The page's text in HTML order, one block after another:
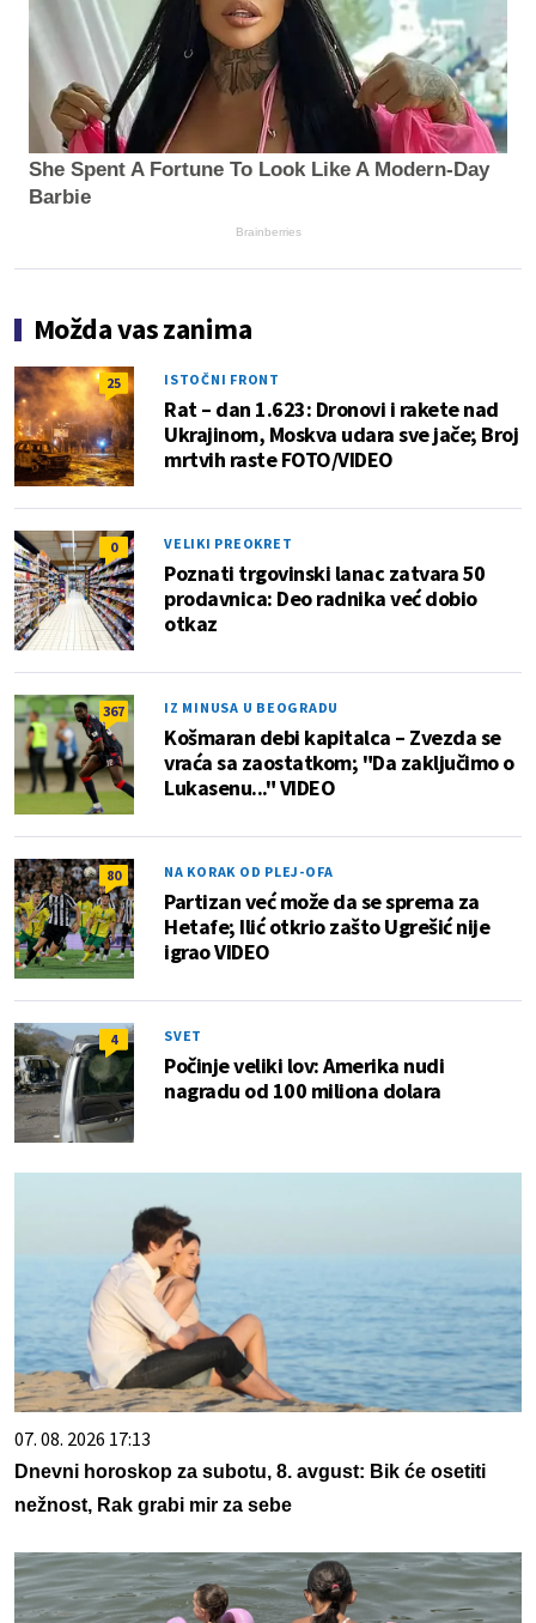
She Spent A Fortune To Look Like A Modern-Day
Barbie
Brainberries
Možda vas zanima
25 ISTOČNI FRONT
Rat – dan 1.623: Dronovi i rakete nad
Ukrajinom, Moskva udara sve jače; Broj
mrtvih raste FOTO/VIDEO
0 VELIKI PREOKRET
Poznati trgovinski lanac zatvara 50
prodavnica: Deo radnika već dobio
otkaz
367 IZ MINUSA U BEOGRADU
Košmaran debi kapitalca – Zvezda se
vraća sa zaostatkom; "Da zaključimo o
Lukasenu..." VIDEO
80 NA KORAK OD PLEJ-OFA
Partizan već može da se sprema za
Hetafe; Ilić otkrio zašto Ugrešić nije
igrao VIDEO
4 SVET
Počinje veliki lov: Amerika nudi
nagradu od 100 miliona dolara
07. 08. 2026 17:13
Dnevni horoskop za subotu, 8. avgust: Bik će osetiti
nežnost, Rak grabi mir za sebe